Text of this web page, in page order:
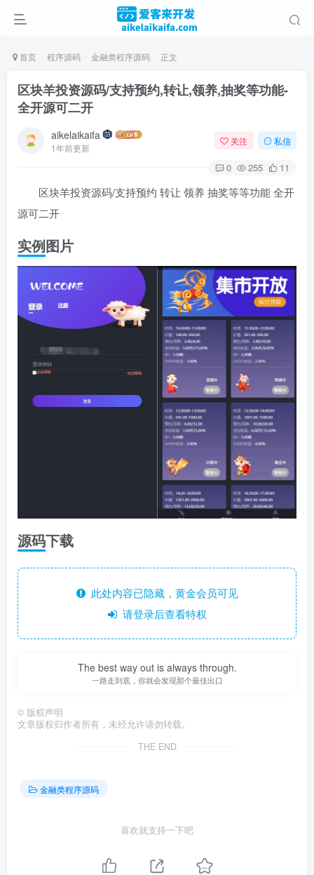
首页 程序源码 金融类程序源码 正文
区块羊投资源码/支持预约,转让,领养,抽奖等功能-
全开源可二开
aikelaikaifa
1年前更新
关注 私信
0 255 11
区块羊投资源码/支持预约 转让 领养 抽奖等等功能 全开
源可二开
实例图片
源码下载
此处内容已隐藏，黄金会员可见
请登录后查看特权
The best way out is always through.
一路走到底，你就会发现那个最佳出口
© 版权声明
文章版权归作者所有，未经允许请勿转载。
THE END
金融类程序源码
喜欢就支持一下吧